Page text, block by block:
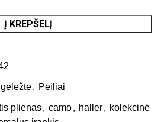
Į KREPŠELĮ
, Peiliai
plienas, camo, haller, kolekcinė